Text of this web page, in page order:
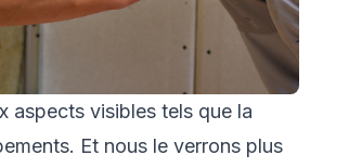
aspects visibles tels que la
Et nous le verrons plus